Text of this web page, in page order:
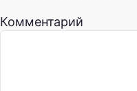
Комментарий